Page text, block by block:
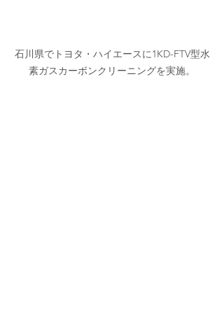
石川県でトヨタ・ハイエースに1KD-FTV型水
素ガスカーボンクリーニングを実施。